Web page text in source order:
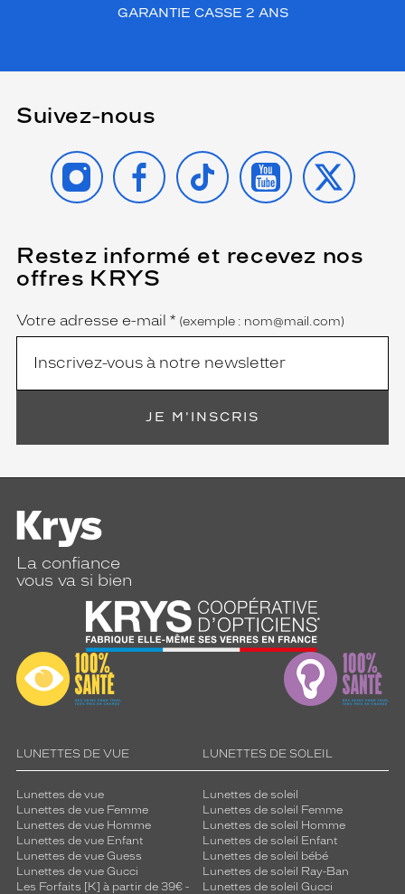
GARANTIE CASSE 2 ANS
Suivez-nous
INSTAGRAMFACEBOOK
TIKTOK YOUTUBE
X
Restez informé et recevez nos
offres KRYS
Name
Votre adresse e-mail *
(Ce
champ
est
obligatoire)
(exemple : nom@mail.com)
JE M'INSCRIS
La confiance
vous va si bien
LUNETTES DE VUE
Lunettes de vue
Lunettes de vue Femme
Lunettes de vue Homme
Lunettes de vue Enfant
Lunettes de vue Guess
Lunettes de vue Gucci
Les Forfaits [K] à partir de 39€ -
LUNETTES DE SOLEIL
Lunettes de soleil
Lunettes de soleil Femme
Lunettes de soleil Homme
Lunettes de soleil Enfant
Lunettes de soleil bébé
Lunettes de soleil Ray-Ban
Lunettes de soleil Gucci